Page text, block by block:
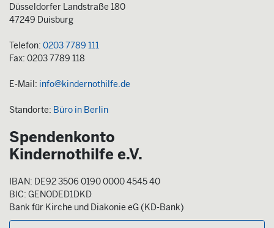
Düsseldorfer Landstraße 180
47249 Duisburg
Telefon: 0203 7789 111
Fax: 0203 7789 118
E-Mail: info@kindernothilfe.de
Standorte: Büro in Berlin
Spendenkonto
Kindernothilfe e.V.
IBAN: DE92 3506 0190 0000 4545 40
BIC: GENODED1DKD
Bank für Kirche und Diakonie eG (KD-Bank)